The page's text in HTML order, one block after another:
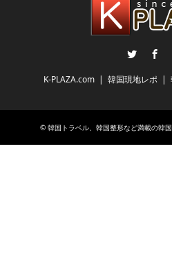
K-PLAZA.com 韓国現地レポ
© 韓国トラベル、韓国整形など満載の韓